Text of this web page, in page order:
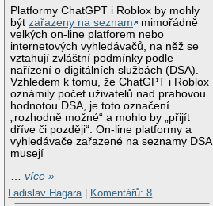
Platformy ChatGPT i Roblox by mohly
býtzařazeny na seznam
mimořádně
velkých on-line platforem nebo
internetových vyhledávačů, na něž se
vztahují zvláštní podmínky podle
nařízení o digitálních službách (DSA).
Vzhledem k tomu, že ChatGPT i Roblox
oznámily počet uživatelů nad prahovou
hodnotou DSA, je toto označení
„rozhodně možné“ a mohlo by „přijít
dříve či později“. On-line platformy a
vyhledávače zařazené na seznamy DSA
musejí
…více »
Ladislav Hagara| Komentářů: 8